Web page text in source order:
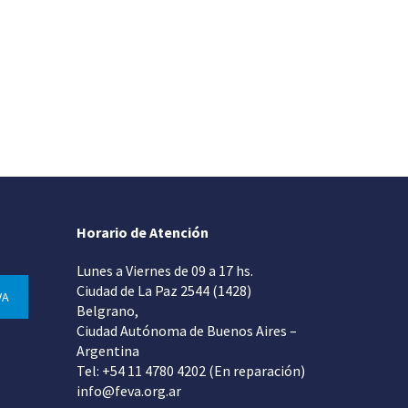
Horario de Atención
Lunes a Viernes de 09 a 17 hs.
Ciudad de La Paz 2544 (1428)
Belgrano,
Ciudad Autónoma de Buenos Aires –
Argentina
Tel: +54 11 4780 4202 (En reparación)
info@feva.org.ar